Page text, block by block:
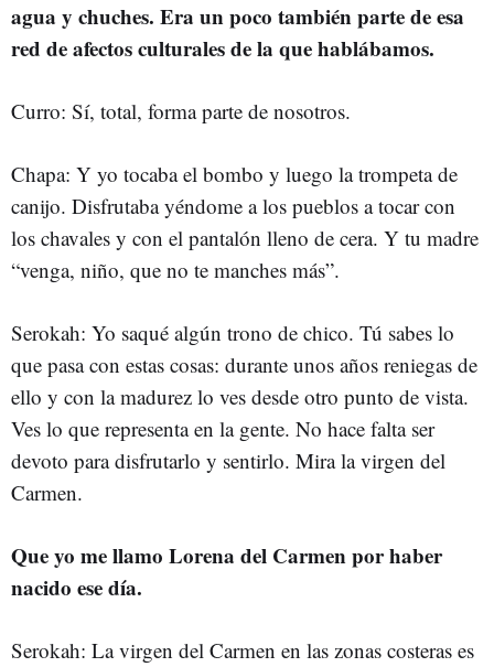
agua y chuches. Era un poco también parte de esa
red de afectos culturales de la que hablábamos.
Curro: Sí, total, forma parte de nosotros.
Chapa: Y yo tocaba el bombo y luego la trompeta de
canijo. Disfrutaba yéndome a los pueblos a tocar con
los chavales y con el pantalón lleno de cera. Y tu madre
“venga, niño, que no te manches más”.
Serokah: Yo saqué algún trono de chico. Tú sabes lo
que pasa con estas cosas: durante unos años reniegas de
ello y con la madurez lo ves desde otro punto de vista.
Ves lo que representa en la gente. No hace falta ser
devoto para disfrutarlo y sentirlo. Mira la virgen del
Carmen.
Que yo me llamo Lorena del Carmen por haber
nacido ese día.
Serokah: La virgen del Carmen en las zonas costeras es